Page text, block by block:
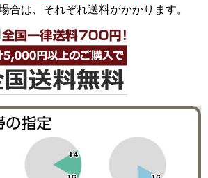
合は、それぞれ送料がかかります。